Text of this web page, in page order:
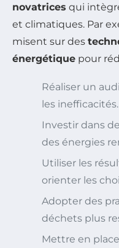
novatrices qui
et climatiques. Par
misent sur des
énergétique pour
Réaliser un
les inefficacités.
Investir dans
des énergies
Utiliser les
orienter les
Adopter des
déchets plus
Mettre en